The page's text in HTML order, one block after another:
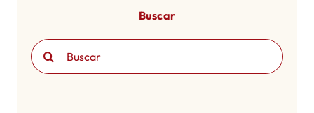
Buscar
Buscar: